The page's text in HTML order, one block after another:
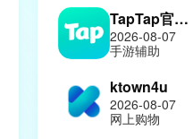
TapTap官方正版
2026-08-07
手游辅助
ktown4u
2026-08-07
网上购物